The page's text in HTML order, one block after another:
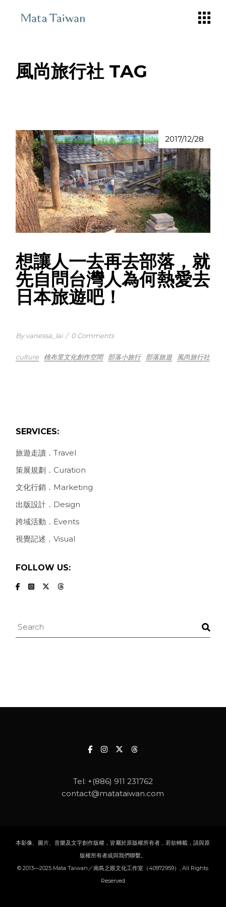
風尚旅行社 TAG
2017/12/28
想讓人一去再去部落，就
先自問台灣人為何熱愛去
日本旅遊吧！
By vanessa_lai / 0 Comments
culture 桃布里文化創作空間 部落小旅行 部落旅遊 風尚旅行社
SERVICES:
旅遊走讀．Travel
策展規劃．Curation
文化行銷．Marketing
出版設計．Design
跨域活動．Events
視覺記述．Visual
FOLLOW US:
Search
Tel: +(886) 911 231762
contact@matataiwan.com
本影像、圖片、音樂及文字創作版權，皆屬於原版權所有者，若欲轉載，請與原
版權所有者或與我們聯繫。
© 2013—2025 Mata Taiwan／南島之眼文化工作室（40972959）, All Rights
Reserved